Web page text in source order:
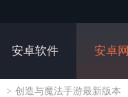
安卓软件 安卓
> 创造与魔法手游最新版本